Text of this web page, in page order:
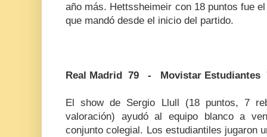
año más. Hettssheimeir con 18 puntos fue
que mandó desde el inicio del partido.
Real Madrid 79 - Movistar Estudiantes
El show de Sergio Llull (18 puntos, 7
valoración) ayudó al equipo blanco a
conjunto colegial. Los estudiantiles jugaron